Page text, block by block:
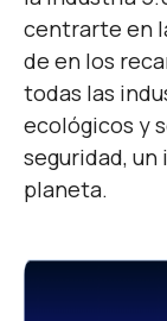
centrarte en
de en los
todas las
ecológicos y
seguridad,
planeta.